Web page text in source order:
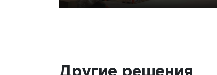
Другие решения